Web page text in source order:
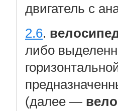
двигатель с
2.6.
либо
(далее —